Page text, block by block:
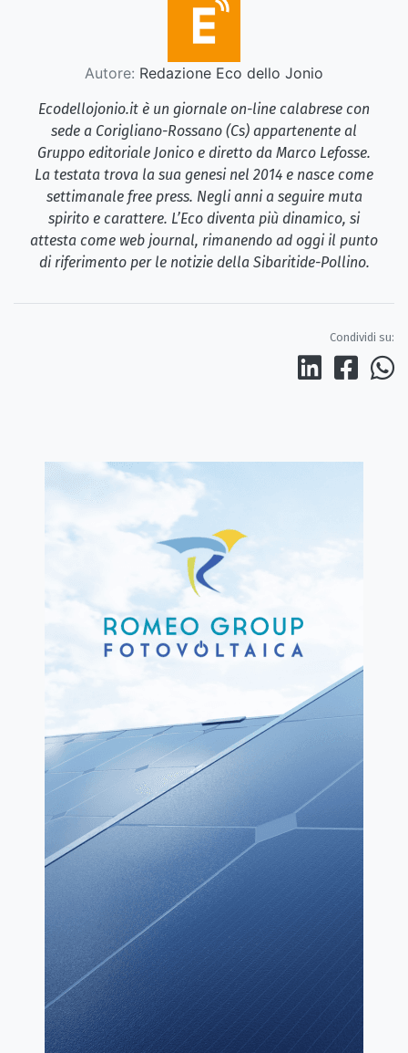
Autore: Redazione Eco dello Jonio
Ecodellojonio.it è un giornale on-line calabrese con
sede a Corigliano-Rossano (Cs) appartenente al
Gruppo editoriale Jonico e diretto da Marco Lefosse.
La testata trova la sua genesi nel 2014 e nasce come
settimanale free press. Negli anni a seguire muta
spirito e carattere. L’Eco diventa più dinamico, si
attesta come web journal, rimanendo ad oggi il punto
di riferimento per le notizie della Sibaritide-Pollino.
Condividi su: